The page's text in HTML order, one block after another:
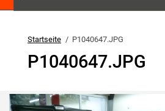
Startseite P1040647.JPG
P1040647.JPG